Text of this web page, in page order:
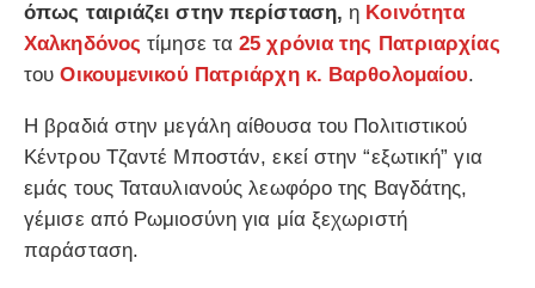
όπως ταιριάζει στην περίσταση, η Κοινότητα
Χαλκηδόνος τίμησε τα25 χρόνια της Πατριαρχίας
τουΟικουμενικού Πατριάρχη κ. Βαρθολομαίου.
Η βραδιά στην μεγάλη αίθουσα του Πολιτιστικού
Κέντρου Τζαντέ Μποστάν, εκεί στην “εξωτική” για
εμάς τους Ταταυλιανούς λεωφόρο της Βαγδάτης,
γέμισε από Ρωμιοσύνη για μία ξεχωριστή
παράσταση.